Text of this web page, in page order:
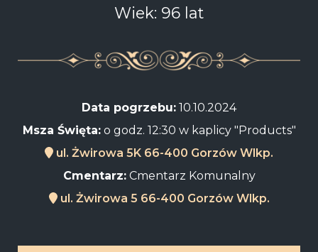
Wiek: 96 lat
Data pogrzebu: 10.10.2024
Msza Święta:o godz. 12:30 w kaplicy "Products"
ul. Żwirowa 5K 66-400 Gorzów Wlkp.
Cmentarz:Cmentarz Komunalny
ul. Żwirowa 5 66-400 Gorzów Wlkp.